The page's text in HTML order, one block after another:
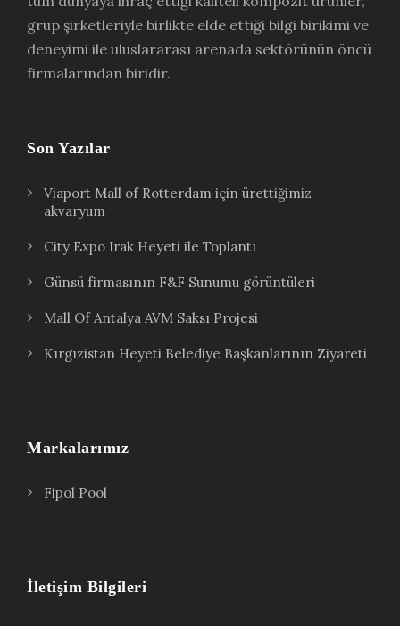
grup şirketleriyle birlikte elde ettiği bilgi birikimi ve
deneyimi ile uluslararası arenada sektörünün öncü
firmalarından biridir.
Son Yazılar
Viaport Mall of Rotterdam için ürettiğimiz
akvaryum
City Expo Irak Heyeti ile Toplantı
Günsü firmasının F&F Sunumu görüntüleri
Mall Of Antalya AVM Saksı Projesi
Kırgızistan Heyeti Belediye Başkanlarının Ziyareti
Markalarımız
Fipol Pool
İletişim Bilgileri